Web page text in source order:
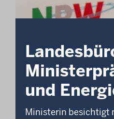
und
Ministerin besichtigt